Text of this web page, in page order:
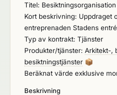
Titel:
Kort beskrivning: Uppdraget
entreprenaden Stadens
Typ av kontrakt: Tjänster
Produkter/tjänster: Arkitekt-,
besiktningstjänster 📦
Beräknat värde exklusive
Beskrivning